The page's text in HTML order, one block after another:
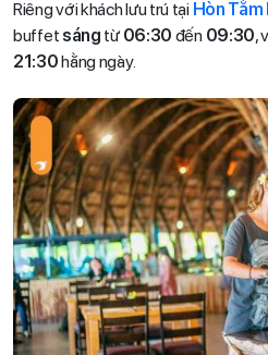
Riêng với khách lưu trú tại Hòn
buffet sáng từ 06:30 đến 09:30,
21:30hằng ngày.